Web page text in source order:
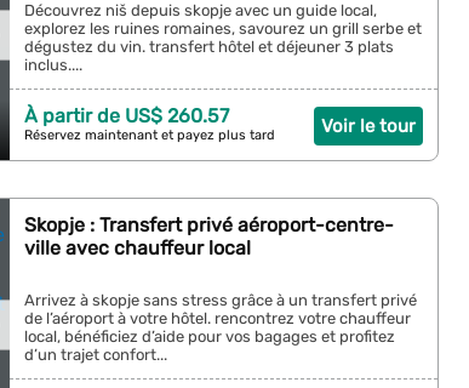
Découvrez niš depuis skopje avec un guide local,
explorez les ruines romaines, savourez un grill serbe et
dégustez du vin. transfert hôtel et déjeuner 3 plats
inclus....
Voir le tour
À partir de US$ 260.57
Réservez maintenant et payez plus tard
Skopje : Transfert privé aéroport-centre-
ville avec chauffeur local
Arrivez à skopje sans stress grâce à un transfert privé
de l’aéroport à votre hôtel. rencontrez votre chauffeur
local, bénéficiez d’aide pour vos bagages et profitez
d’un trajet confort...